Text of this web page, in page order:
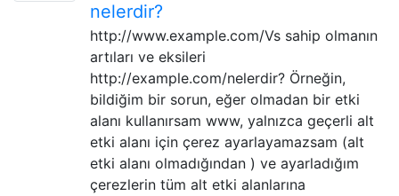
nelerdir?
http://www.example.com/Vs sahip olmanın
artıları ve eksileri
http://example.com/nelerdir? Örneğin,
bildiğim bir sorun, eğer olmadan bir etki
alanı kullanırsam www, yalnızca geçerli alt
etki alanı için çerez ayarlayamazsam (alt
etki alanı olmadığından ) ve ayarladığım
çerezlerin tüm alt etki alanlarına